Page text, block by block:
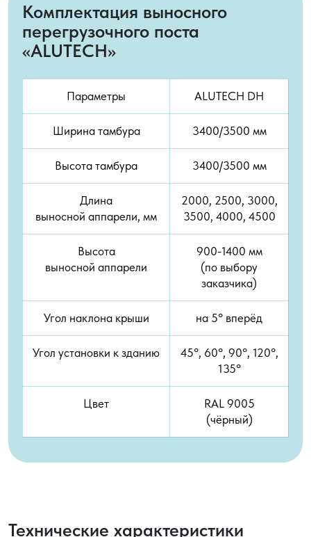
Комплектация выносного
перегрузочного поста
«ALUTECH»
Параметры ALUTECH DH
Ширина тамбура 3400/3500 мм
Высота тамбура 3400/3500 мм
Длина
выносной аппарели, мм
2000, 2500, 3000,
3500, 4000, 4500
Высота
выносной аппарели
900-1400 мм
(по выбору
заказчика)
Угол наклона крыши на 5° вперёд
Угол установки к зданию
45°, 60°, 90°, 120°,
135°
Цвет
RAL 9005
(чёрный)
Технические характеристики